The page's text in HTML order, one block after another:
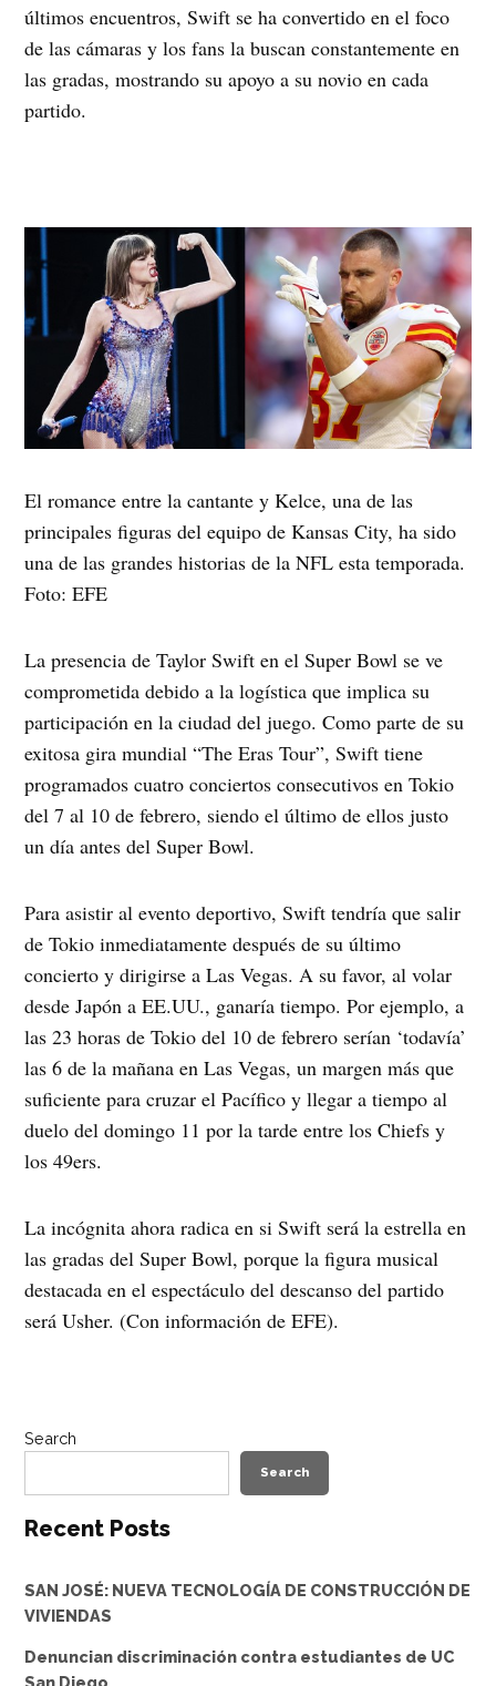
últimos encuentros, Swift se ha convertido en el foco
de las cámaras y los fans la buscan constantemente en
las gradas, mostrando su apoyo a su novio en cada
partido.
El romance entre la cantante y Kelce, una de las
principales figuras del equipo de Kansas City, ha sido
una de las grandes historias de la NFL esta temporada.
Foto: EFE
La presencia de Taylor Swift en el Super Bowl se ve
comprometida debido a la logística que implica su
participación en la ciudad del juego. Como parte de su
exitosa gira mundial “The Eras Tour”, Swift tiene
programados cuatro conciertos consecutivos en Tokio
del 7 al 10 de febrero, siendo el último de ellos justo
un día antes del Super Bowl.
Para asistir al evento deportivo, Swift tendría que salir
de Tokio inmediatamente después de su último
concierto y dirigirse a Las Vegas. A su favor, al volar
desde Japón a EE.UU., ganaría tiempo. Por ejemplo, a
las 23 horas de Tokio del 10 de febrero serían ‘todavía’
las 6 de la mañana en Las Vegas, un margen más que
suficiente para cruzar el Pacífico y llegar a tiempo al
duelo del domingo 11 por la tarde entre los Chiefs y
los 49ers.
La incógnita ahora radica en si Swift será la estrella en
las gradas del Super Bowl, porque la figura musical
destacada en el espectáculo del descanso del partido
será Usher. (Con información de EFE).
Search
Search
Recent Posts
SAN JOSÉ: NUEVA TECNOLOGÍA DE CONSTRUCCIÓN DE
VIVIENDAS
Denuncian discriminación contra estudiantes de UC
San Diego